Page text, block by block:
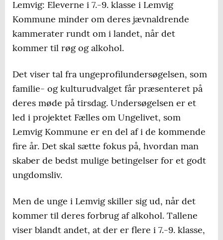
Lemvig: Eleverne i 7.-9. klasse i Lemvig
Kommune minder om deres jævnaldrende
kammerater rundt om i landet, når det
kommer til røg og alkohol.
Det viser tal fra ungeprofilundersøgelsen, som
familie- og kulturudvalget får præsenteret på
deres møde på tirsdag. Undersøgelsen er et
led i projektet Fælles om Ungelivet, som
Lemvig Kommune er en del af i de kommende
fire år. Det skal sætte fokus på, hvordan man
skaber de bedst mulige betingelser for et godt
ungdomsliv.
Men de unge i Lemvig skiller sig ud, når det
kommer til deres forbrug af alkohol. Tallene
viser blandt andet, at der er flere i 7.-9. klasse,